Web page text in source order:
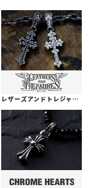
レザーズアンドトレジャーズ